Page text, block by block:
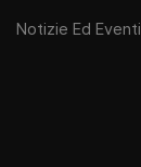
Notizie Ed Eventi